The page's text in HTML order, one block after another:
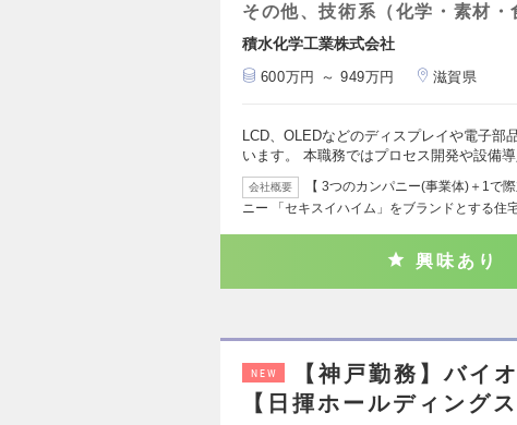
その他、技術系（化学・素材・
積水化学工業株式会社
600万円 ～ 949万円 滋賀県
LCD、OLEDなどのディスプレイや電子部
います。 本職務ではプロセス開発や設備
会社概要
【 3つのカンパニー(事業体)＋1で
ニー 「セキスイハイム」をブランドとする住
興味あり
NEW
【神戸勤務】バイ
【日揮ホールディングス